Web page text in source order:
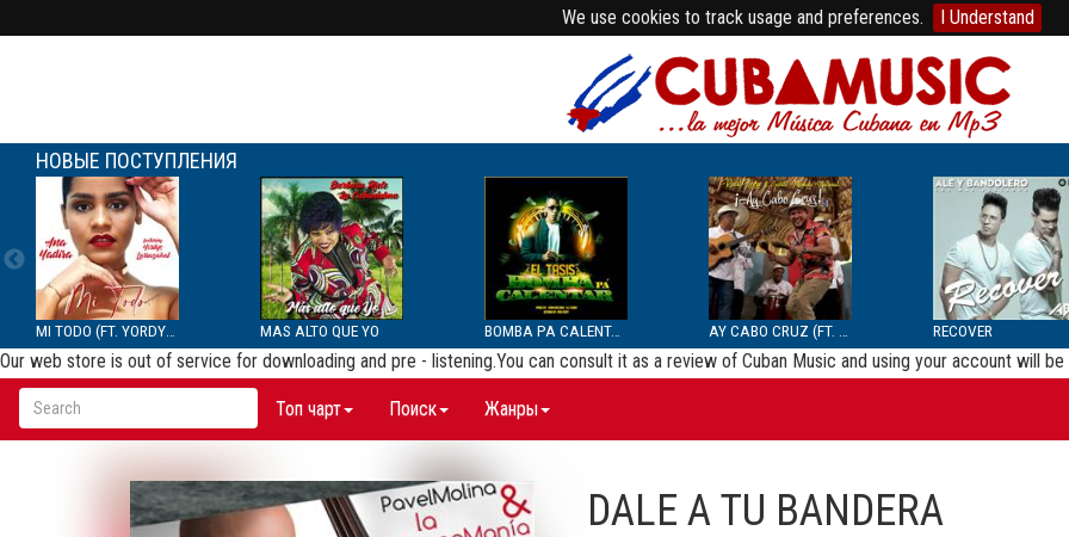
We use cookies to track usage and preferences. I Understand
НОВЫЕ ПОСТУПЛЕНИЯ
MAS ALTO QUE YO BOMBA PA CALENTAR RECOVER
Our web store is out of service for downloading and pre - listening.You can consult it as a review of Cuban Music and using your account will
Топ чарт Поиск Жанры
DALE A TU BANDERA